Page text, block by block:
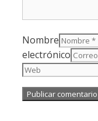
Nombre
electrónico